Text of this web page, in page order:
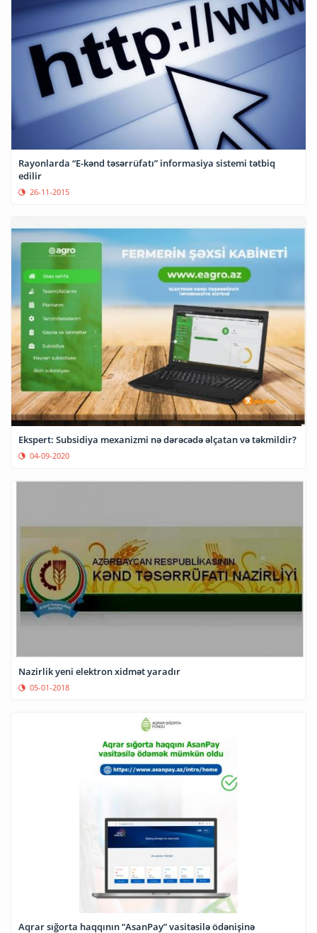
Rayonlarda “E-kənd təsərrüfatı” informasiya sistemi tətbiq
edilir
26-11-2015
Ekspert: Subsidiya mexanizmi nə dərəcədə əlçatan və təkmildir?
04-09-2020
Nazirlik yeni elektron xidmət yaradır
05-01-2018
Aqrar sığorta haqqının “AsanPay” vasitəsilə ödənişinə